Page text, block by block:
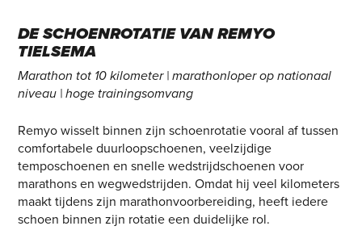
DE SCHOENROTATIE VAN REMYO
TIELSEMA
Marathon tot 10 kilometer | marathonloper op nationaal
niveau | hoge trainingsomvang
Remyo wisselt binnen zijn schoenrotatie vooral af tussen
comfortabele duurloopschoenen, veelzijdige
temposchoenen en snelle wedstrijdschoenen voor
marathons en wegwedstrijden. Omdat hij veel kilometers
maakt tijdens zijn marathonvoorbereiding, heeft iedere
schoen binnen zijn rotatie een duidelijke rol.